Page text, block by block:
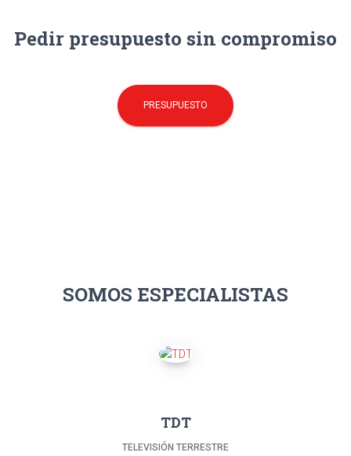
Pedir presupuesto sin compromiso
PRESUPUESTO
SOMOS ESPECIALISTAS
TDT
TELEVISIÓN TERRESTRE